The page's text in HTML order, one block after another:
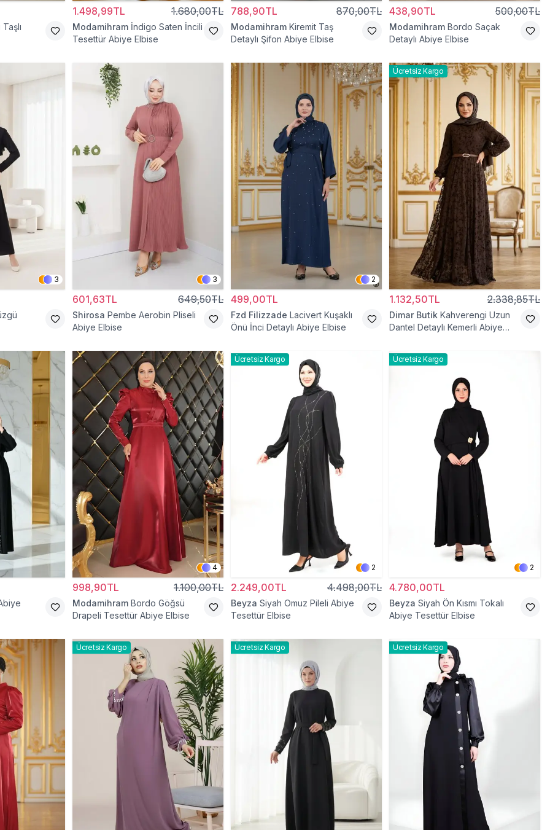
1.498,99TL 1.680,00TL
Modamihram İndigo Saten İncili
Tesettür Abiye Elbise
788,90TL 870,00TL
Modamihram Kiremit Taş
Detaylı Şifon Abiye Elbise
438,90TL 500,00TL
Modamihram Bordo Saçak
Detaylı Abiye Elbise
3 3
601,63TL 649,50TL
Shirosa Pembe Aerobin Pliseli
Abiye Elbise
2
499,00TL
Fzd Filizzade Lacivert Kuşaklı
Önü İnci Detaylı Abiye Elbise
Ücretsiz Kargo
1.132,50TL 2.338,85TL
Dimar Butik Kahverengi Uzun
Dantel Detaylı Kemerli Abiye
4
998,90TL 1.100,00TL
Modamihram Bordo Göğsü
Drapeli Tesettür Abiye Elbise
Ücretsiz Kargo
2
2.249,00TL 4.498,00TL
Beyza Siyah Omuz Pileli Abiye
Tesettür Elbise
Ücretsiz Kargo
2
4.780,00TL
Beyza Siyah Ön Kısmı Tokalı
Abiye Tesettür Elbise
Ücretsiz Kargo Ücretsiz Kargo Ücretsiz Kargo